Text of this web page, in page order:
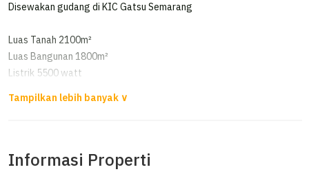
Disewakan gudang di KIC Gatsu Semarang
Luas Tanah 2100m²
Luas Bangunan 1800m²
Listrik 5500 watt
Pos Security
Informasi Properti